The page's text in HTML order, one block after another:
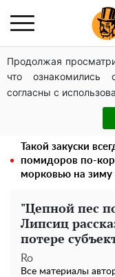
Продолжая
что ознакомились
согласны с
Полностью голая
"прелестями":
Поэтому и
любимых блюд
Такой закуски
помидоров по-
морковью на зиму
"Цепной пес
Липсиц
потере
Ro
Все материалы